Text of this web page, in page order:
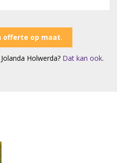
offerte op maat.
Holwerda? Dat kan ook.